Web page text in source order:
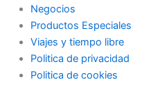
Negocios
Productos Especiales
Viajes y tiempo libre
Politica de privacidad
Politica de cookies